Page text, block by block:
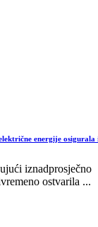
energije osigurala
iznadprosječno
ostvarila ...